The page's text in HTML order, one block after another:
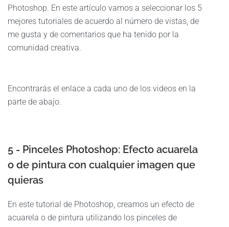
Photoshop. En este artículo vamos a seleccionar los 5
mejores tutoriales de acuerdo al número de vistas, de
me gusta y de comentarios que ha tenido por la
comunidad creativa.
Encontrarás el enlace a cada uno de los videos en la
parte de abajo.
5 - Pinceles Photoshop: Efecto acuarela
o de pintura con cualquier imagen que
quieras
En este tutorial de Photoshop, creamos un efecto de
acuarela o de pintura utilizando los pinceles de